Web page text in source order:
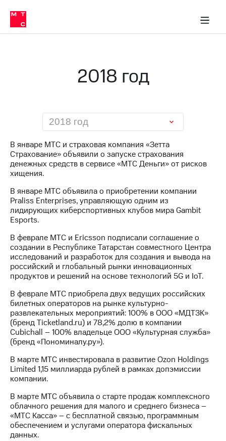
Медиа-центр
и акционерам
Устойчивое развитие
Комплаенс и деловая этика
компании
Руководство
Правовая
информация
Контакты
Медиа-центр
Пресс-
МТС
о технологиях
Достижения
Интервью
Финансовая
отчетность
Контакты
Новости
в
регионе
и акционерам
Корпоративное
управление
МТС
о технологиях
2018 год
2018 год
В январе МТС и страховая компания «Зетта
Страхование» объявили о запуске страхования
денежных средств в сервисе «МТС Деньги» от рисков
хищения.
В январе МТС объявила о приобретении компании
Praliss Enterprises, управляющую одним из
лидирующих киберспортивных клубов мира Gambit
Esports.
В феврале МТС и Ericsson подписали соглашение о
создании в Республике Татарстан совместного Центра
исследований и разработок для создания и вывода на
российский и глобальный рынки инновационных
продуктов и решений на основе технологий 5G и IoT.
В феврале МТС приобрела двух ведущих российских
билетных операторов на рынке культурно-
развлекательных мероприятий: 100% в ООО «МДТЗК»
(бренд Ticketland.ru) и 78,2% долю в компании
Cubichall – 100% владельце ООО «Культурная служба»
(бренд «Пономиналу.ру»).
В марте МТС инвестировала в развитие Ozon Holdings
Limited 1,15 миллиарда рублей в рамках допэмиссии
компании.
В марте МТС объявила о старте продаж комплексного
облачного решения для малого и среднего бизнеса –
«МТС Касса» – с бесплатной связью, программным
обеспечением и услугами оператора фискальных
данных.